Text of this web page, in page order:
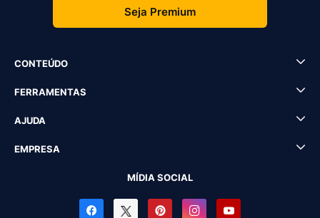
Seja Premium
CONTEÚDO
FERRAMENTAS
AJUDA
EMPRESA
MÍDIA SOCIAL